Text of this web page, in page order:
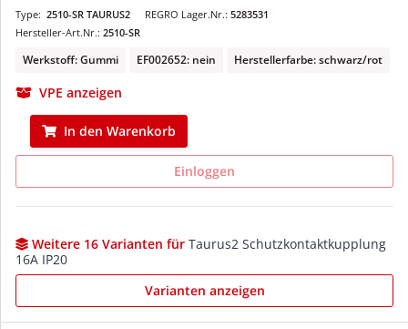
REGRO Lager.Nr.: 5283531
Type: 2510-SR TAURUS2
Hersteller-Art.Nr.: 2510-SR
Werkstoff: Gummi EF002652: nein Herstellerfarbe: schwarz/rot
VPE anzeigen
In den Warenkorb
Einloggen
Weitere 16 Varianten für Taurus2 Schutzkontaktkupplung
16A IP20
Varianten anzeigen